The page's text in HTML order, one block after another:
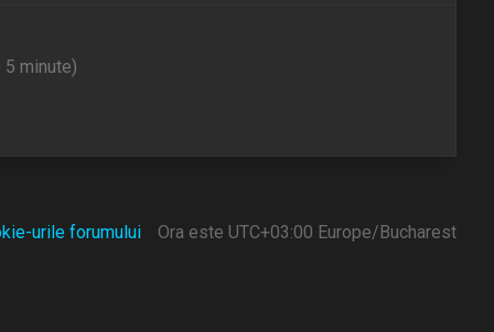
minute)
Ora este UTC+03:00 Europe/Bucharest
urile forumului